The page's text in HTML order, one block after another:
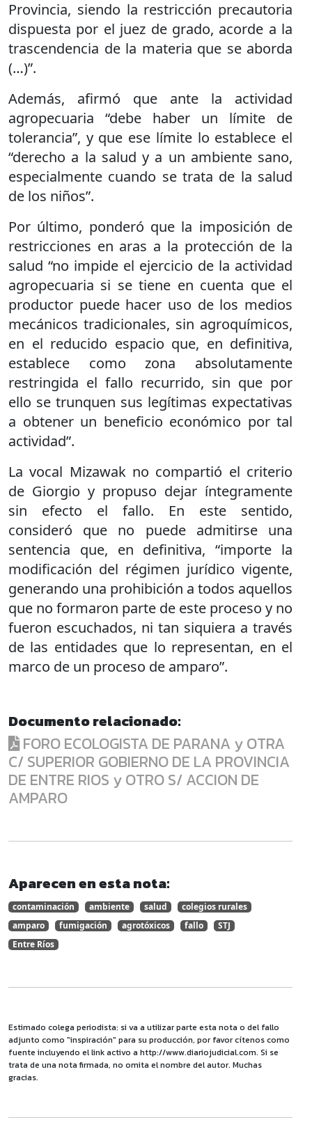
Provincia, siendo la restricción precautoria
dispuesta por el juez de grado, acorde a la
trascendencia de la materia que se aborda
(…)”.
Además, afirmó que ante la actividad
agropecuaria “debe haber un límite de
tolerancia”, y que ese límite lo establece el
“derecho a la salud y a un ambiente sano,
especialmente cuando se trata de la salud
de los niños”.
Por último, ponderó que la imposición de
restricciones en aras a la protección de la
salud “no impide el ejercicio de la actividad
agropecuaria si se tiene en cuenta que el
productor puede hacer uso de los medios
mecánicos tradicionales, sin agroquímicos,
en el reducido espacio que, en definitiva,
establece como zona absolutamente
restringida el fallo recurrido, sin que por
ello se trunquen sus legítimas expectativas
a obtener un beneficio económico por tal
actividad”.
La vocal Mizawak no compartió el criterio
de Giorgio y propuso dejar íntegramente
sin efecto el fallo. En este sentido,
consideró que no puede admitirse una
sentencia que, en definitiva, “importe la
modificación del régimen jurídico vigente,
generando una prohibición a todos aquellos
que no formaron parte de este proceso y no
fueron escuchados, ni tan siquiera a través
de las entidades que lo representan, en el
marco de un proceso de amparo”.
Documento relacionado:
FORO ECOLOGISTA DE PARANA y OTRA
C/ SUPERIOR GOBIERNO DE LA PROVINCIA
DE ENTRE RIOS y OTRO S/ ACCION DE
AMPARO
Aparecen en esta nota:
contaminación ambiente salud
colegios rurales
amparo
fumigación agrotóxicos fallo
STJ
Entre Ríos
Estimado colega periodista: si va a utilizar parte esta nota o del fallo
adjunto como "inspiración" para su producción, por favor cítenos como
fuente incluyendo el link activo a http://www.diariojudicial.com. Si se
trata de una nota firmada, no omita el nombre del autor. Muchas
gracias.